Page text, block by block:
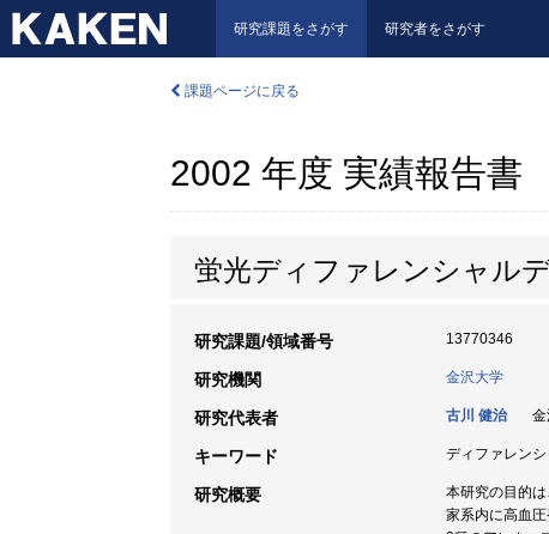
研究課題をさがす 研究者をさがす
課題ページに戻る
2002 年度 実績報告書
蛍光ディファレンシャル
研究課題/領域番号 13770346
研究機関 金沢大学
研究代表者 古川 健治
キーワード ディファレン
研究概要
本研究の目的
家系内に高血